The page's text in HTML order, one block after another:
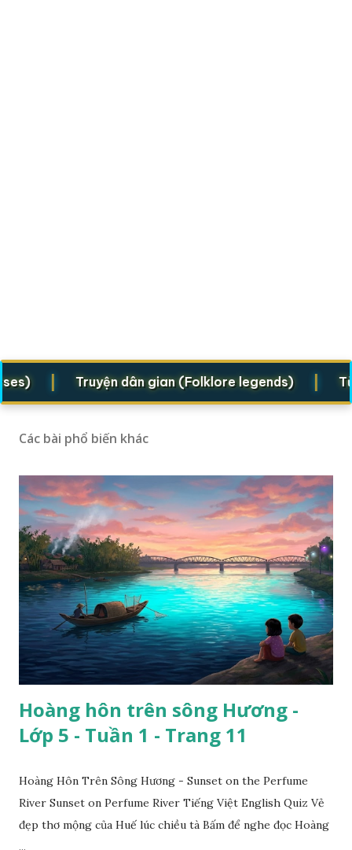
| Truyện dân gian (Folklore legends) | Từ
Các bài phổ biến khác
Hoàng hôn trên sông Hương -
Lớp 5 - Tuần 1 - Trang 11
Hoàng Hôn Trên Sông Hương - Sunset on the Perfume
River Sunset on Perfume River Tiếng Việt English Quiz Vẻ
đẹp thơ mộng của Huế lúc chiều tà Bấm để nghe đọc Hoàng
...